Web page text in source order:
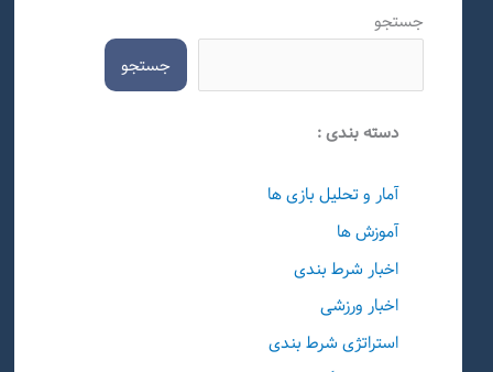
جستجو
جستجو
دسته بندی :
آمار و تحلیل بازی ها
آموزش ها
اخبار شرط بندی
اخبار ورزشی
استراتژی شرط بندی